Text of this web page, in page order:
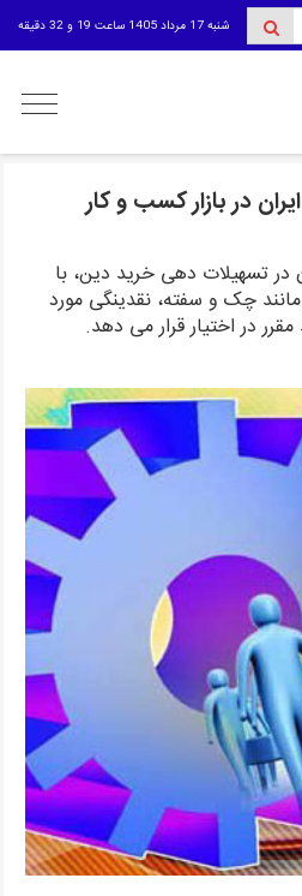
شنبه 17 مرداد 1405 ساعت 19 و 32 دقیقه
منوی
در بازار کسب و کار
در تسهیلات دهی خرید دین، با
چک و سفته، نقدینگی مورد
در اختیار قرار می دهد.